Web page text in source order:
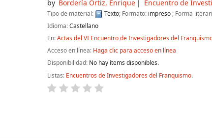
by Bordería Ortiz, Enrique Encuentro de
Tipo de material: Texto; Formato: impreso; Forma
Idioma:Castellano
En:Actas del VI Encuentro de Investigadores del
Acceso en línea: Haga clic para acceso en línea
Disponibilidad: No hay ítems disponibles.
Listas: Encuentros de Investigadores del Franquismo.